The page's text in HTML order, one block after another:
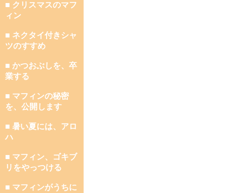
■ クリスマスのマフ
ィン
■ ネクタイ付きシャ
ツのすすめ
■ かつおぶしを、卒
業する
■ マフィンの秘密
を、公開します
■ 暑い夏には、アロ
ハ
■ マフィン、ゴキブ
リをやっつける
■ マフィンがうちに